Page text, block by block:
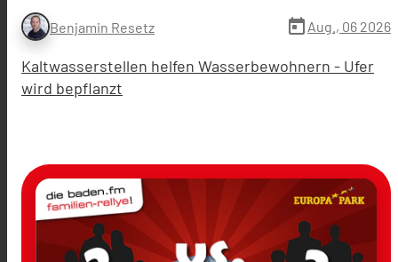
Benjamin Resetz today Aug., 06 2026
Kaltwasserstellen helfen Wasserbewohnern - Ufer
wird bepflanzt